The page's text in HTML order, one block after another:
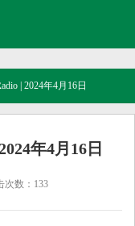
| 2024年4月16日
年4月16日
次数：133